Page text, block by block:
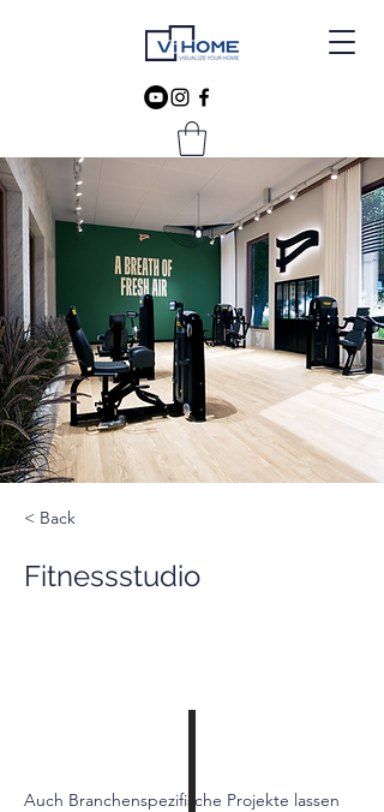
< Back
Fitnessstudio
Auch Branchenspezifische Projekte lassen